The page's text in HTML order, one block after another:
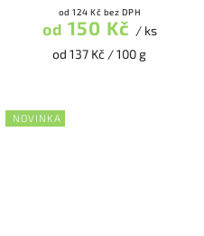
od 124 Kč bez DPH
od 150 Kč / ks
od 137 Kč / 100 g
NOVINKA